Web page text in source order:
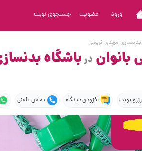
ورود عضویت جستجوی نوبت
بدنسازی مهدی کریمی
بانوان درباشگاه
نوبت افزودن دیدگاه تماس تلفنی